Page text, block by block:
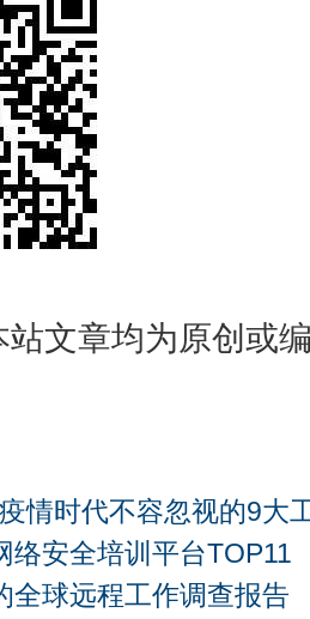
站文章均为原创或
情时代不容忽视的9大
络安全培训平台TOP11
全球远程工作调查报告